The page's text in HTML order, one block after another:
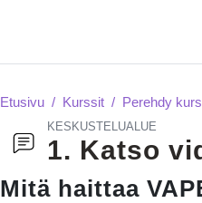
Etusivu Kurssit Perehdy
KESKUSTELUALUE
1. Katso
Mitä haittaa